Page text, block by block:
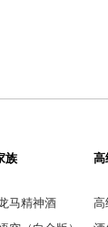
族
马精神酒
高
高